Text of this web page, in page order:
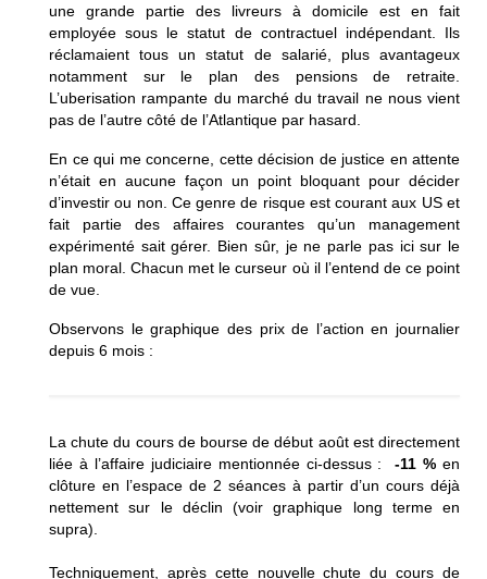
une grande partie des livreurs à domicile est en fait
employée sous le statut de contractuel indépendant. Ils
réclamaient tous un statut de salarié, plus avantageux
notamment sur le plan des pensions de retraite.
L’uberisation rampante du marché du travail ne nous vient
pas de l’autre côté de l’Atlantique par hasard.
En ce qui me concerne, cette décision de justice en attente
n’était en aucune façon un point bloquant pour décider
d’investir ou non. Ce genre de risque est courant aux US et
fait partie des affaires courantes qu’un management
expérimenté sait gérer. Bien sûr, je ne parle pas ici sur le
plan moral. Chacun met le curseur où il l’entend de ce point
de vue.
Observons le graphique des prix de l’action en journalier
depuis 6 mois :
La chute du cours de bourse de début août est directement
liée à l’affaire judiciaire mentionnée ci-dessus :-11 % en
clôture en l’espace de 2 séances à partir d’un cours déjà
nettement sur le déclin (voir graphique long terme en
supra).
Techniquement, après cette nouvelle chute du cours de